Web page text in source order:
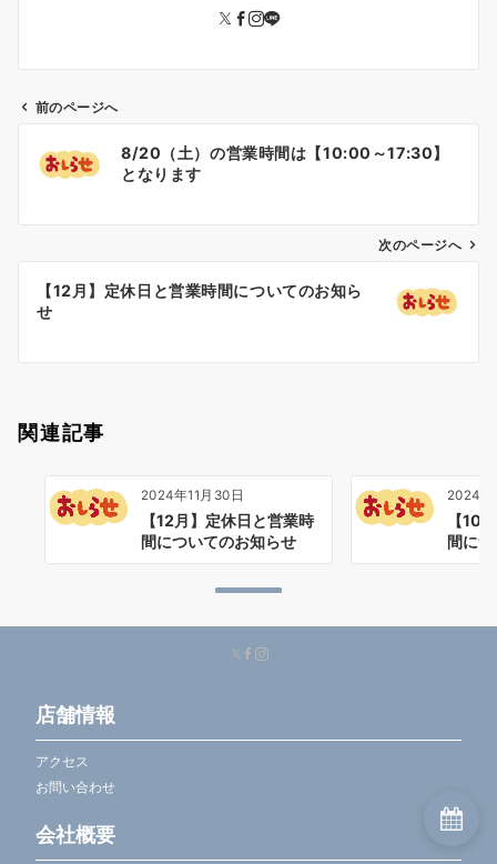
ビ
ン
前のページへ
8/20（土）の営業時間は【10:00～17:30】
となります
次のページへ
【12月】定休日と営業時間についてのお知ら
せ
関連記事
2024年11月30日
【12月】定休日と営業時
間についてのお知らせ
2024
【10
間に
店舗情報
アクセス
お問い合わせ
会社概要